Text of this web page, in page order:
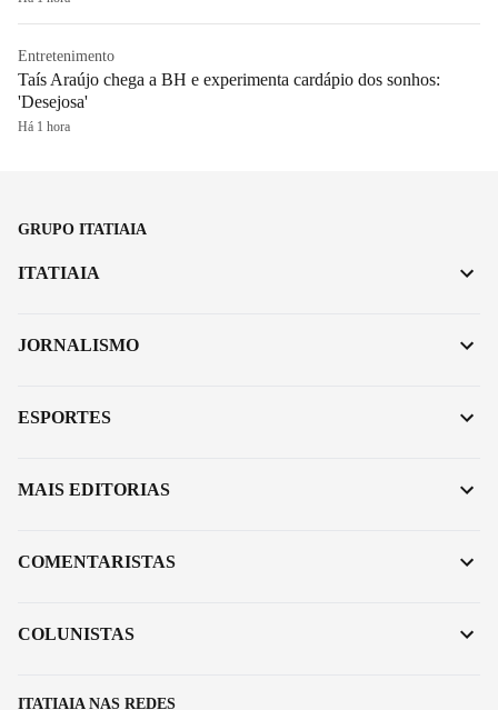
Entretenimento
Taís Araújo chega a BH e experimenta cardápio dos sonhos:
'Desejosa'
Há 1 hora
GRUPO ITATIAIA
ITATIAIA NAS REDES
ITATIAIA
JORNALISMO
ESPORTES
MAIS EDITORIAS
COMENTARISTAS
COLUNISTAS